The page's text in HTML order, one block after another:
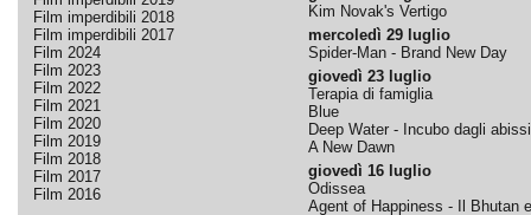
Film imperdibili 2018
Film imperdibili 2017
Film 2024
Film 2023
Film 2022
Film 2021
Film 2020
Film 2019
Film 2018
Film 2017
Film 2016
Kim Novak's Vertigo
mercoledì 29 luglio
Spider-Man - Brand New Day
giovedì 23 luglio
Terapia di famiglia
Blue
Deep Water - Incubo dagli abissi
A New Dawn
giovedì 16 luglio
Odissea
Agent of Happiness - Il Bhutan